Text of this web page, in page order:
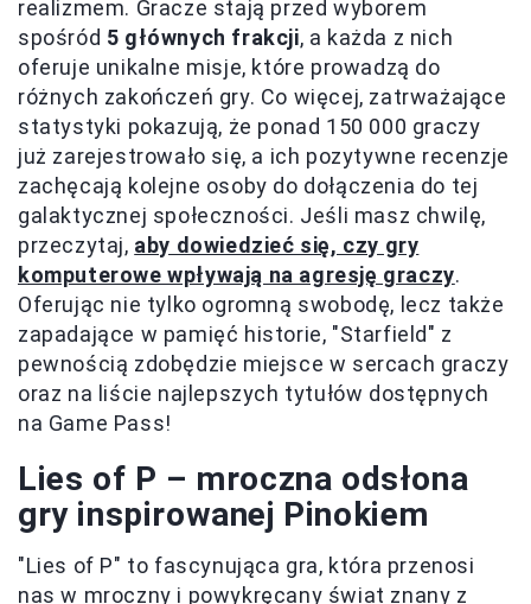
realizmem. Gracze stają przed wyborem
spośród 5 głównych frakcji, a każda z nich
oferuje unikalne misje, które prowadzą do
różnych zakończeń gry. Co więcej, zatrważające
statystyki pokazują, że ponad 150 000 graczy
już zarejestrowało się, a ich pozytywne recenzje
zachęcają kolejne osoby do dołączenia do tej
galaktycznej społeczności. Jeśli masz chwilę,
przeczytaj, aby dowiedzieć się, czy gry
komputerowe wpływają na agresję graczy.
Oferując nie tylko ogromną swobodę, lecz także
zapadające w pamięć historie, "Starfield" z
pewnością zdobędzie miejsce w sercach graczy
oraz na liście najlepszych tytułów dostępnych
na Game Pass!
Lies of P – mroczna odsłona
gry inspirowanej Pinokiem
"Lies of P" to fascynująca gra, która przenosi
nas w mroczny i powykręcany świat znany z